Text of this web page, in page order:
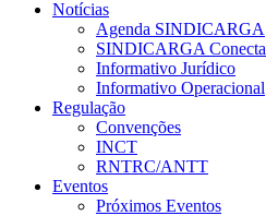
Notícias
Agenda SINDICARGA
SINDICARGA Conecta
Informativo Jurídico
Informativo Operacional
Regulação
Convenções
INCT
RNTRC/ANTT
Eventos
Próximos Eventos